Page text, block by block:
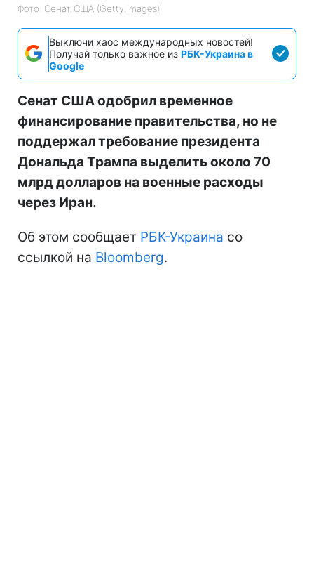
Фото: Сенат США (Getty Images)
Выключи хаос международных новостей!
Получай только важное из РБК-Украина в
Google
Сенат США одобрил временное
финансирование правительства, но не
поддержал требование президента
Дональда Трампа выделить около 70
млрд долларов на военные расходы
через Иран.
Об этом сообщает РБК-Украина со
ссылкой на Bloomberg.